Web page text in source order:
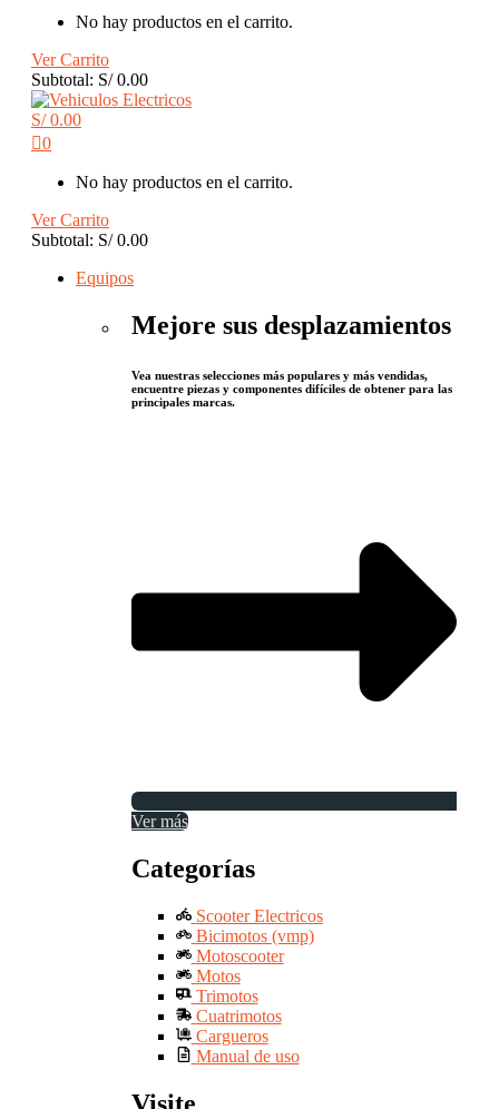
No hay productos en el carrito.
Ver Carrito
Subtotal: S/0.00
S/0.00
0
No hay productos en el carrito.
Ver Carrito
Subtotal: S/0.00
Equipos
Mejore sus desplazamientos
Vea nuestras selecciones más populares y más vendidas,
encuentre piezas y componentes difíciles de obtener para las
principales marcas.
Ver más
Categorías
Scooter Electricos
Bicimotos (vmp)
Motoscooter
Motos
Trimotos
Cuatrimotos
Cargueros
Manual de uso